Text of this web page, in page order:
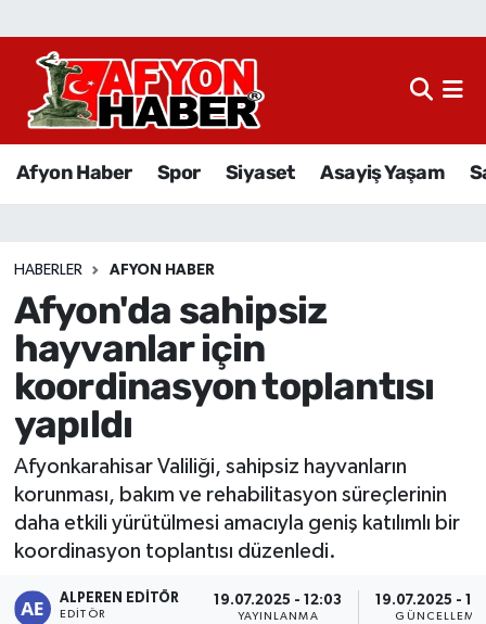
Afyon Haber Spor Siyaset Asayiş Yaşam
HABERLER AFYON HABER
Afyon'da sahipsiz
hayvanlar için
koordinasyon toplantısı
yapıldı
Afyonkarahisar Valiliği, sahipsiz hayvanların
korunması, bakım ve rehabilitasyon süreçlerinin
daha etkili yürütülmesi amacıyla geniş katılımlı bir
koordinasyon toplantısı düzenledi.
ALPEREN EDITÖR
EDITÖR
19.07.2025 - 12:03
YAYINLANMA
19.07.2025 -
GÜNCELLEME
Afyon Haber
Sağlık
Eğitim
Sivil Toplum
Ekonomi
Magazin